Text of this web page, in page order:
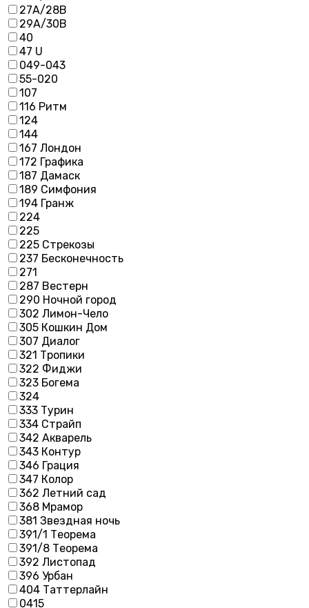
27А/28В
29А/30В
40
47 U
049-043
55-020
107
116 Ритм
124
144
167 Лондон
172 Графика
187 Дамаск
189 Симфония
194 Гранж
224
225
225 Стрекозы
237 Бесконечность
271
287 Вестерн
290 Ночной город
302 Лимон-Чело
305 Кошкин Дом
307 Диалог
321 Тропики
322 Фиджи
323 Богема
324
333 Турин
334 Страйп
342 Акварель
343 Контур
346 Грация
347 Колор
362 Летний сад
368 Мрамор
381 Звездная ночь
391/1 Теорема
391/8 Теорема
392 Листопад
396 Урбан
404 Таттерлайн
0415